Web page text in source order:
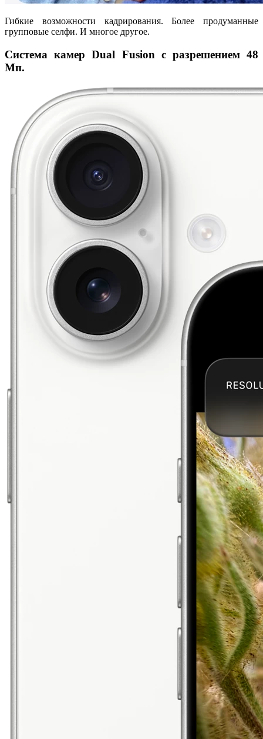
Гибкие возможности кадрирования. Более продуманные
групповые селфи. И многое другое.
Система камер Dual Fusion с разрешением 48
Мп.